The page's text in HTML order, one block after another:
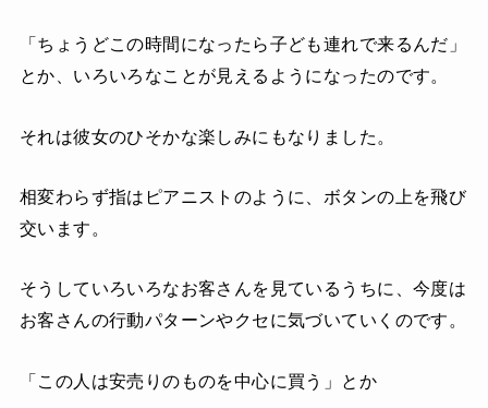
「ちょうどこの時間になったら子ども連れで来るんだ」
とか、いろいろなことが見えるようになったのです。
それは彼女のひそかな楽しみにもなりました。
相変わらず指はピアニストのように、ボタンの上を飛び
交います。
そうしていろいろなお客さんを見ているうちに、今度は
お客さんの行動パターンやクセに気づいていくのです。
「この人は安売りのものを中心に買う」とか